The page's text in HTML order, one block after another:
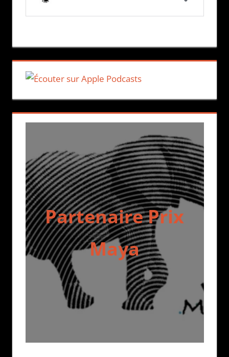
Partenaire Prix
Maya